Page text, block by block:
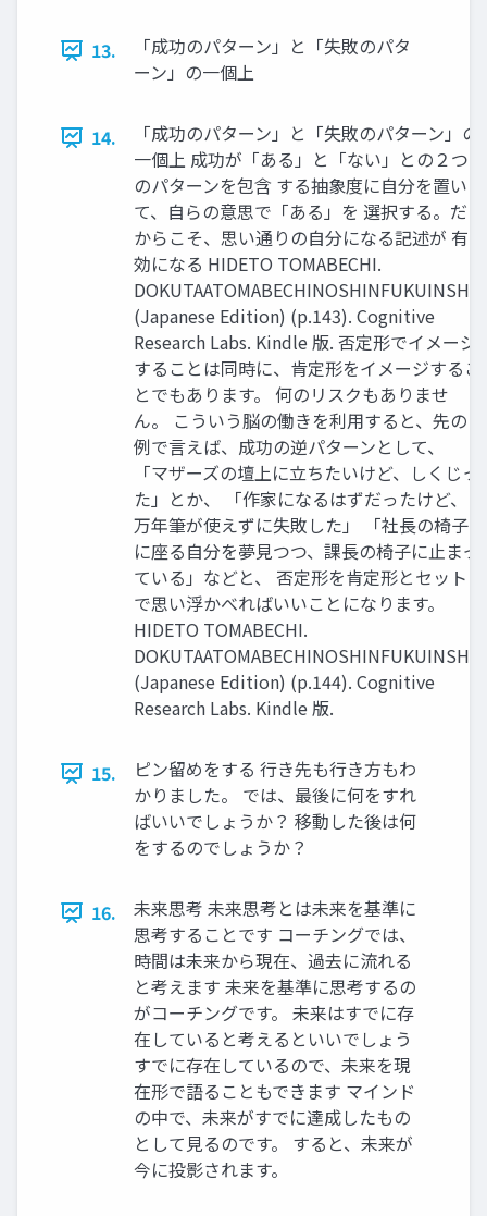
13.
「成功のパターン」と「失敗のパタ
ーン」の一個上
14.
「成功のパターン」と「失敗のパターン」の
一個上 成功が「ある」と「ない」との２つ
のパターンを包含 する抽象度に自分を置い
て、自らの意思で「ある」を 選択する。だ
からこそ、思い通りの自分になる記述が 有
効になる HIDETO TOMABECHI.
DOKUTAATOMABECHINOSHINFUKUINSHO
(Japanese Edition) (p.143). Cognitive
Research Labs. Kindle 版. 否定形でイメージ
することは同時に、肯定形をイメージするこ
とでもあります。 何のリスクもありませ
ん。 こういう脳の働きを利用すると、先の
例で言えば、成功の逆パターンとして、
「マザーズの壇上に立ちたいけど、しくじっ
た」とか、 「作家になるはずだったけど、
万年筆が使えずに失敗した」 「社長の椅子
に座る自分を夢見つつ、課長の椅子に止まっ
ている」などと、 否定形を肯定形とセット
で思い浮かべればいいことになります。
HIDETO TOMABECHI.
DOKUTAATOMABECHINOSHINFUKUINSHO
(Japanese Edition) (p.144). Cognitive
Research Labs. Kindle 版.
15.
ピン留めをする 行き先も行き方もわ
かりました。 では、最後に何をすれ
ばいいでしょうか？ 移動した後は何
をするのでしょうか？
16.
未来思考 未来思考とは未来を基準に
思考することです コーチングでは、
時間は未来から現在、過去に流れる
と考えます 未来を基準に思考するの
がコーチングです。 未来はすでに存
在していると考えるといいでしょう
すでに存在しているので、未来を現
在形で語ることもできます マインド
の中で、未来がすでに達成したもの
として見るのです。 すると、未来が
今に投影されます。